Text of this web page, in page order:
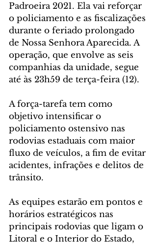
Padroeira 2021. Ela vai reforçar
o policiamento e as fiscalizações
durante o feriado prolongado
de Nossa Senhora Aparecida. A
operação, que envolve as seis
companhias da unidade, segue
até às 23h59 de terça-feira (12).
A força-tarefa tem como
objetivo intensificar o
policiamento ostensivo nas
rodovias estaduais com maior
fluxo de veículos, a fim de evitar
acidentes, infrações e delitos de
trânsito.
As equipes estarão em pontos e
horários estratégicos nas
principais rodovias que ligam o
Litoral e o Interior do Estado,